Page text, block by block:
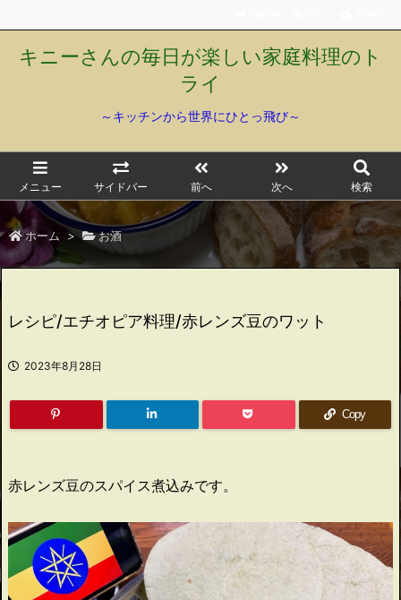
キニーさんの毎日が楽しい家庭料理のト
ライ
～キッチンから世界にひとっ飛び～
メニュー サイドバー 前へ 次へ 検索
ホーム > お酒
レシピ/エチオピア料理/赤レンズ豆のワット
2023年8月28日
Copy
赤レンズ豆のスパイス煮込みです。